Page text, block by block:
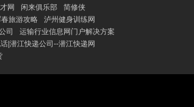
网 闲来俱乐部
简修侠
旅游攻略
泸州健身训练网
司
运输行业信息网门户解决方案
|潜江快递公司--潜江快递网